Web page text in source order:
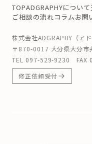
TOPADGRAPHYについて
ご相談の流れコラムお問
株式会社ADGRAPHY（アド
〒870-0017 大分県大分市
TEL 097-529-9230
FAX
修正依頼受付